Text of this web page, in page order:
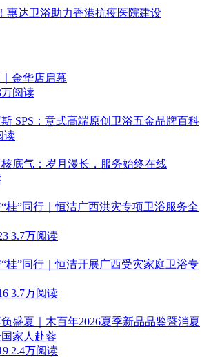
惠达卫浴助力香港抗疫医院建设
金华店启幕
万阅读
SPS：意式高端原创卫浴五金品牌百科
读
底气：岁月漫长，服务始终在线
桂”同行｜恒洁广西洪灾专项卫浴服务全
3.7万阅读
桂”同行｜恒洁开展广西受灾家庭卫浴专
3.7万阅读
盛夏｜木百年2026夏季新品品鉴暨消夏
家人赴蓉
2.4万阅读